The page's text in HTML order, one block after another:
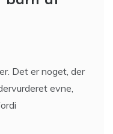
Det er noget, der
evne,